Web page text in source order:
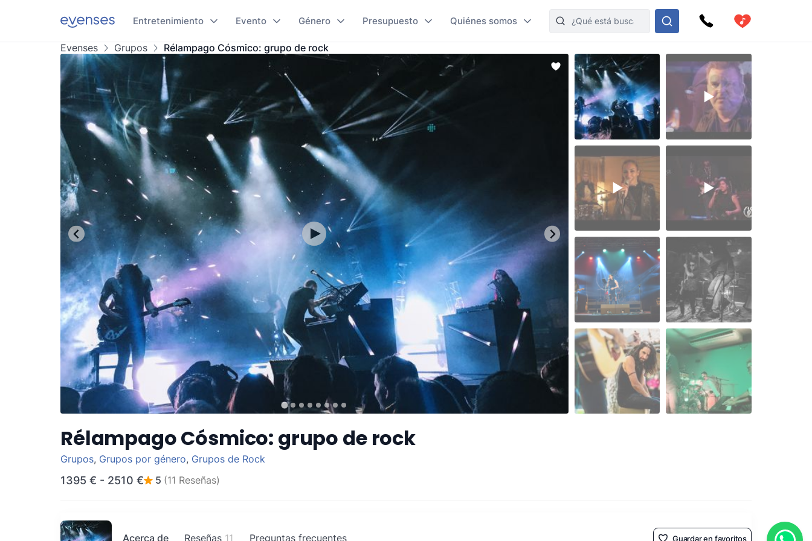
Entretenimiento Evento Género Presupuesto Quiénes somos
Evenses Grupos Rélampago Cósmico: grupo de rock
Rélampago Cósmico: grupo de rock
Grupos, Grupos por género, Grupos de Rock
1395 € - 2510 € 5 (11 Reseñas)
Acerca de Reseñas 11 Preguntas frecuentes Guardar en favoritos